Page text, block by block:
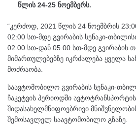
წლის 24-25 ნოემბერს.
“კერძოდ, 2021 წლის 24 ნოემბრის
02:00 სთ-მდე გვირაბის სენაკი-
02:00 სთ-დან 05:00 სთ-მდე გვირაბის
მიმართულებებზე იკრძალება ყველა
მოძრაობა.
საავტომობილო გვირაბის სენაკი-
ჩაკეტვის პერიოდში
შიდასახელმწიფოებრივი
შემოსავლელ საავტომობილო გზაზე.